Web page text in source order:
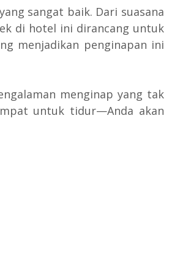
sangat baik. Dari suasana
di hotel ini dirancang untuk
menjadikan penginapan ini
menginap yang tak
untuk tidur—Anda akan